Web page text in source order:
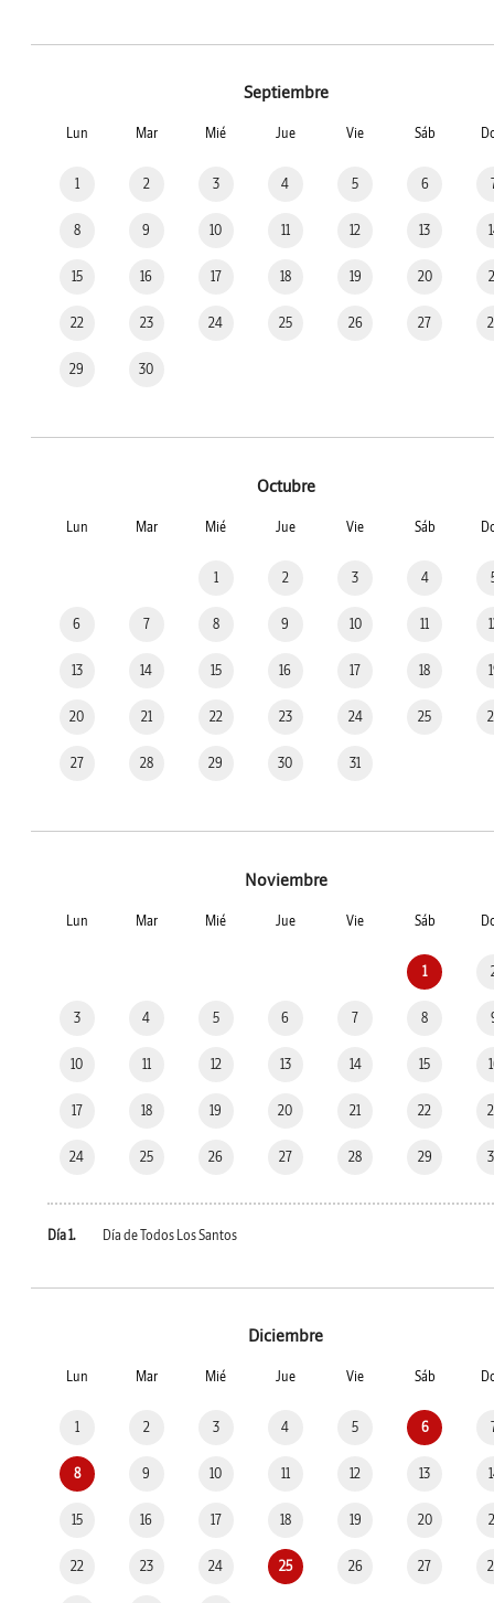
Septiembre
Lun Mar Mié Jue Vie Sáb
1 2 3 4 5 6
8 9 10 11 12 13
15 16 17 18 19 20
22 23 24 25 26 27
29 30
Octubre
Lun Mar Mié Jue Vie Sáb
1 2 3 4
6 7 8 9 10 11
13 14 15 16 17 18
20 21 22 23 24 25
27 28 29 30 31
Noviembre
Lun Mar Mié Jue Vie Sáb
1
3 4 5 6 7 8
10 11 12 13 14 15
17 18 19 20 21 22
24 25 26 27 28 29
Día 1. Día de Todos Los Santos
Diciembre
Lun Mar Mié Jue Vie Sáb
1 2 3 4 5 6
8 9 10 11 12 13
15 16 17 18 19 20
22 23 24 25 26 27